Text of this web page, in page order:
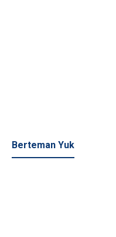
Berteman Yuk